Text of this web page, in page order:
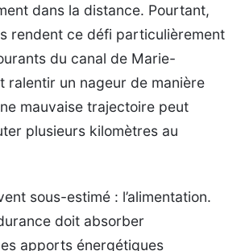
dans la distance. Pourtant,
rendent ce défi particulièrement
du canal de Marie-
ralentir un nageur de manière
mauvaise trajectoire peut
plusieurs kilomètres au
sous-estimé : l’alimentation.
doit absorber
apports énergétiques